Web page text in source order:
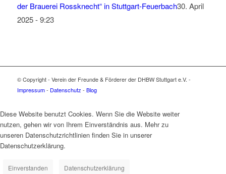
der Brauerei Rossknecht“ in Stuttgart-Feuerbach30. April
2025 - 9:23
© Copyright - Verein der Freunde & Förderer der DHBW Stuttgart e.V. -
Impressum- Datenschutz - Blog
Diese Website benutzt Cookies. Wenn Sie die Website weiter
nutzen, gehen wir von Ihrem Einverständnis aus. Mehr zu
unseren Datenschutzrichtlinien finden Sie in unserer
Datenschutzerklärung.
Einverstanden Datenschutzerklärung